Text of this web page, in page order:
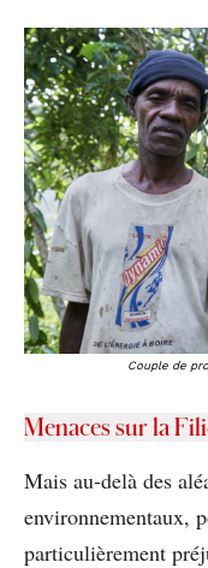
Couple de
Menaces sur la
Mais au-delà des
environnementaux,
particulièrement